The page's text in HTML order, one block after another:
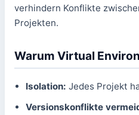
verhindern Konflikte
Projekten.
Warum Virtual
Isolation: Jedes Projekt
Versionskonflikte